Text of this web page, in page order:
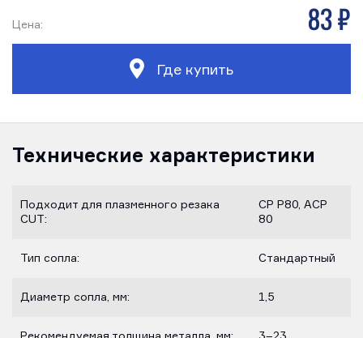
Цена: 83 р
Где купить
Технические характеристики
Подходит для плазменного резака
CUT:
CP P80, ACP
80
Тип сопла: Стандартный
Диаметр сопла, мм: 1,5